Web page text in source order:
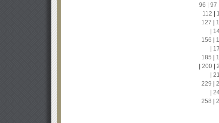
96
97
112
127
156
185
200|
229
258